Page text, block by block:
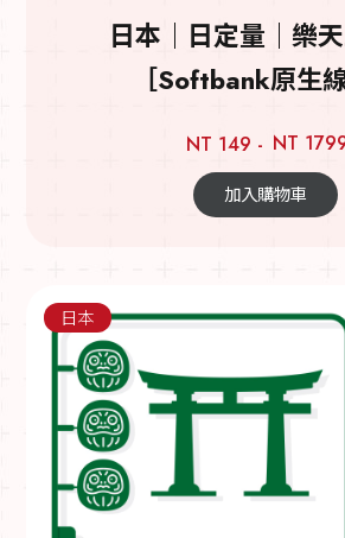
日本｜日定量｜樂
［Softbank原生線
NT 149 - NT
加入購物車
日本